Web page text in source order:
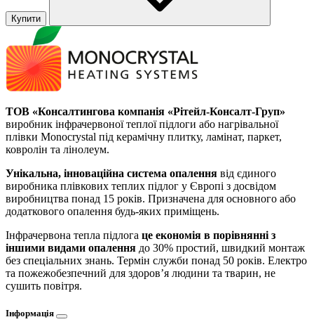
Купити
ТОВ «Консалтингова компанія «Рітейл-Консалт-Груп»
виробник інфрачервоної теплої підлоги або нагрівальної
плівки Monocrystal під керамічну плитку, ламінат, паркет,
ковролін та лінолеум.
Унікальна, інноваційна система опалення від єдиного
виробника плівкових теплих підлог у Європі з досвідом
виробництва понад 15 років. Призначена для основного або
додаткового опалення будь-яких приміщень.
Інфрачервона тепла підлога це економія в порівнянні з
іншими видами опалення до 30% простий, швидкий монтаж
без спеціальних знань. Термін служби понад 50 років. Електро
та пожежобезпечний для здоров’я людини та тварин, не
сушить повітря.
Інформація